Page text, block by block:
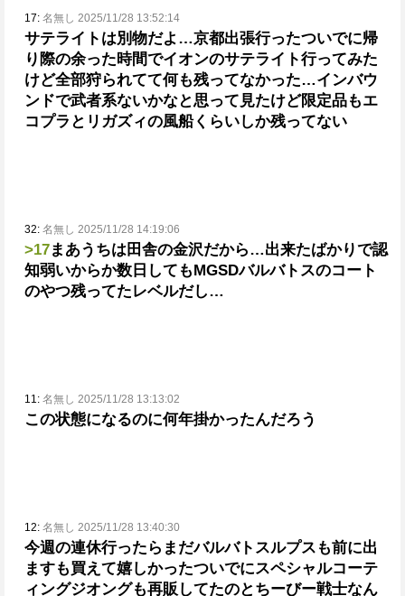
17: 名無し 2025/11/28 13:52:14
サテライトは別物だよ…京都出張行ったついでに帰
り際の余った時間でイオンのサテライト行ってみた
けど全部狩られてて何も残ってなかった…インバウ
ンドで武者系ないかなと思って見たけど限定品もエ
コプラとリガズィの風船くらいしか残ってない
32: 名無し 2025/11/28 14:19:06
>17まあうちは田舎の金沢だから…出来たばかりで認
知弱いからか数日してもMGSDバルバトスのコート
のやつ残ってたレベルだし…
11: 名無し 2025/11/28 13:13:02
この状態になるのに何年掛かったんだろう
12: 名無し 2025/11/28 13:40:30
今週の連休行ったらまだバルバトスルプスも前に出
ますも買えて嬉しかったついでにスペシャルコーテ
ィングジオングも再販してたのとちーびー戦士なん